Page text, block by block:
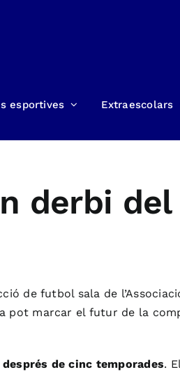
esportives Extraescolars
derbi
de futbol sala de
pot marcar el futur de la
de cinc temporades.